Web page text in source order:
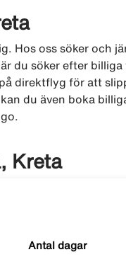
Hos oss söker och
du söker efter billiga
direktflyg för att
du även boka
Kreta
Antal dagar